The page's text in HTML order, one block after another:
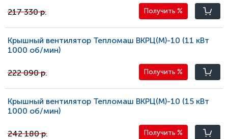
217 330 р. Получить %
Крышный вентилятор Тепломаш ВКРЦ(М)-10 (11 кВт
1000 oб/мин)
222 090 р. Получить %
Крышный вентилятор Тепломаш ВКРЦ(М)-10 (15 кВт
1000 oб/мин)
242 180 р. Получить %